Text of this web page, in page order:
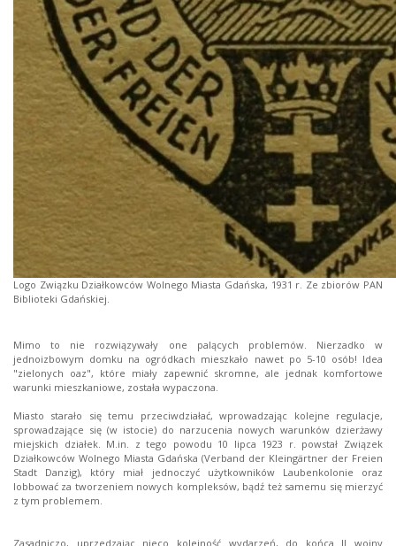
Logo Związku Działkowców Wolnego Miasta Gdańska, 1931 r. Ze zbiorów PAN
Biblioteki Gdańskiej.
Mimo to nie rozwiązywały one palących problemów. Nierzadko w
jednoizbowym domku na ogródkach mieszkało nawet po 5-10 osób! Idea
"zielonych oaz", które miały zapewnić skromne, ale jednak komfortowe
warunki mieszkaniowe, została wypaczona.
Miasto starało się temu przeciwdziałać, wprowadzając kolejne regulacje,
sprowadzające się (w istocie) do narzucenia nowych warunków dzierżawy
miejskich działek. M.in. z tego powodu 10 lipca 1923 r. powstał Związek
Działkowców Wolnego Miasta Gdańska (Verband der Kleingärtner der Freien
Stadt Danzig), który miał jednoczyć użytkowników Laubenkolonie oraz
lobbować za tworzeniem nowych kompleksów, bądź też samemu się mierzyć
z tym problemem.
Zasadniczo, uprzedzając nieco kolejność wydarzeń, do końca II wojny